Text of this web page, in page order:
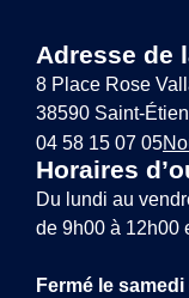
Adresse de
8 Place Rose
38590 Saint-
04 58 15 07 05
Horaires
Du lundi au
de 9h00 à 12h00
Fermé le